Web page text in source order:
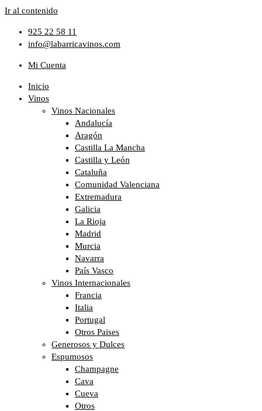
Ir al contenido
925 22 58 11
info@labarricavinos.com
Mi Cuenta
Inicio
Vinos
Vinos Nacionales
Andalucía
Aragón
Castilla La Mancha
Castilla y León
Cataluña
Comunidad Valenciana
Extremadura
Galicia
La Rioja
Madrid
Murcia
Navarra
País Vasco
Vinos Internacionales
Francia
Italia
Portugal
Otros Paises
Generosos y Dulces
Espumosos
Champagne
Cava
Cueva
Otros